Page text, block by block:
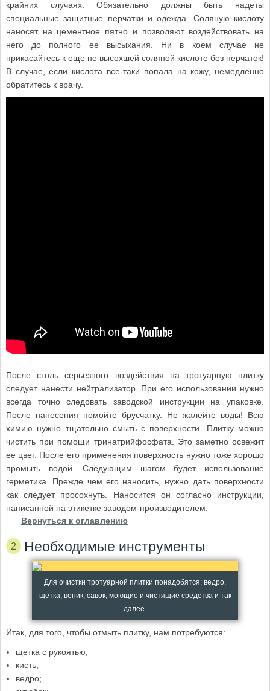
крайних случаях. Обязательно должны быть надеты
специальные защитные перчатки и одежда. Соляную кислоту
наносят на цементное пятно и позволяют воздействовать на
него до полного ее высыхания. Ни в коем случае не
прикасайтесь к еще не высохшей соляной кислоте без перчаток!
В случае, если кислота все-таки попала на кожу, немедленно
обратитесь к врачу.
После столь серьезного воздействия на тротуарную плитку
следует нанести нейтрализатор. При его использовании нужно
всегда точно следовать заводской инструкции на упаковке.
После нанесения помойте брусчатку. Не жалейте воды! Всю
химию нужно тщательно смыть с поверхности. Плитку можно
чистить при помощи тринатрийфосфата. Это заметно освежит
ее цвет. После его применения поверхность нужно тоже хорошо
промыть водой. Следующим шагом будет использование
герметика. Прежде чем его наносить, нужно дать поверхности
как следует просохнуть. Наносится он согласно инструкции,
написанной на этикетке заводом-производителем.
Вернуться к оглавлению
Необходимые инструменты
Для очистки тротуарной плитки понадобятся: ведро,
щетка, веник, савок, моющие и чистящие средства и так
далее.
Итак, для того, чтобы отмыть плитку, нам потребуются:
щетка с рукоятью;
кисть;
ведро;